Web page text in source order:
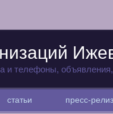
и телефоны,
статьи пресс-